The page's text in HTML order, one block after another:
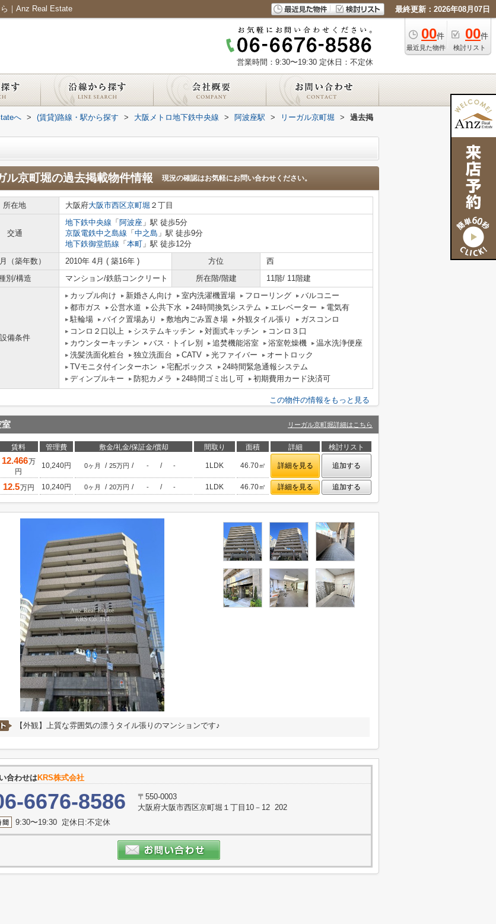
｜Anz Real Estate 最終更新：2026年08月07日
00件
最近見た物件
00件
検討リスト
営業時間：9:30〜19:30 定休日：不定休
へ > (賃貸)路線・駅から探す > 大阪メトロ地下鉄中央線 > 阿波座駅 > リーガル京町堀 >
過去掲
ル京町堀の過去掲載物件情報 現況の確認はお気軽にお問い合わせください。
所在地 大阪府大阪市西区京町堀 ２丁目
交通
地下鉄中央線 「 阿波座 」駅 徒歩5分
京阪電鉄中之島線 「 中之島 」駅 徒歩9分
地下鉄御堂筋線 「 本町 」駅 徒歩12分
（築年数）
2010年 4月 ( 築16年 ) 方位
西
別/構造
マンション/鉄筋コンクリート 所在階/階建 11階/ 11階建
設備条件
カップル向け 新婚さん向け 室内洗濯機置場 フローリング
バルコニー
都市ガス
公営水道 公共下水 24時間換気システム エレベーター
電気有
駐輪場
バイク置場あり 敷地内ごみ置き場 外観タイル張り
ガスコンロ
コンロ２口以上
システムキッチン 対面式キッチン
コンロ３口
カウンターキッチン
バス・トイレ別 追焚機能浴室 浴室乾燥機
温水洗浄便座
洗髪洗面化粧台
独立洗面台 CATV 光ファイバー
オートロック
TVモニタ付インターホン
宅配ボックス
24時間緊急通報システム
ディンプルキー
防犯カメラ 24時間ゴミ出し可 初期費用カード決済可
この物件の情報をもっと見る
室 リーガル京町堀詳細はこちら
賃料 管理費 敷金/礼金/保証金/償却 間取り 面積 詳細 検討リスト
12.466万
円
10,240円 0ヶ月 / 25万円 / - / - 1LDK 46.70㎡ 詳細を見る 追加する
12.5万円 10,240円 0ヶ月 / 20万円 / - / - 1LDK 46.70㎡ 詳細を見る 追加する
【外観】上質な雰囲気の漂うタイル張りのマンションです♪
合わせはKRS株式会社
6676-8586
〒550-0003
大阪府大阪市西区京町堀１丁目10－12 202
9:30〜19:30 定休日:不定休